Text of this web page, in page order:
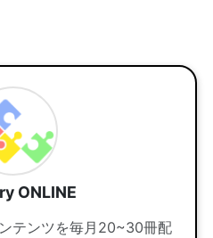
ONLINE
テンツを毎月20~30冊配